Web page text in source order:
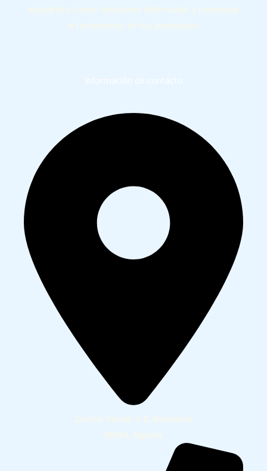
ayudarte a tomar decisiones informadas y maximizar
el rendimiento de tus inversiones.
Doctor Ferran 3-5, Barcelona
08034, España.